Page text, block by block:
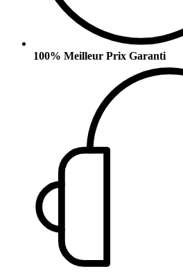
100% Meilleur Prix Garanti